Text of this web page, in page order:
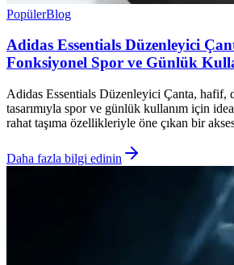
PopülerBlog
Adidas Essentials Düzenleyici
Fonksiyonel Spor ve Günlük
Adidas Essentials Düzenleyici Çanta, hafif,
tasarımıyla spor ve günlük kullanım için
rahat taşıma özellikleriyle öne çıkan bir
Daha fazla bilgi edinin